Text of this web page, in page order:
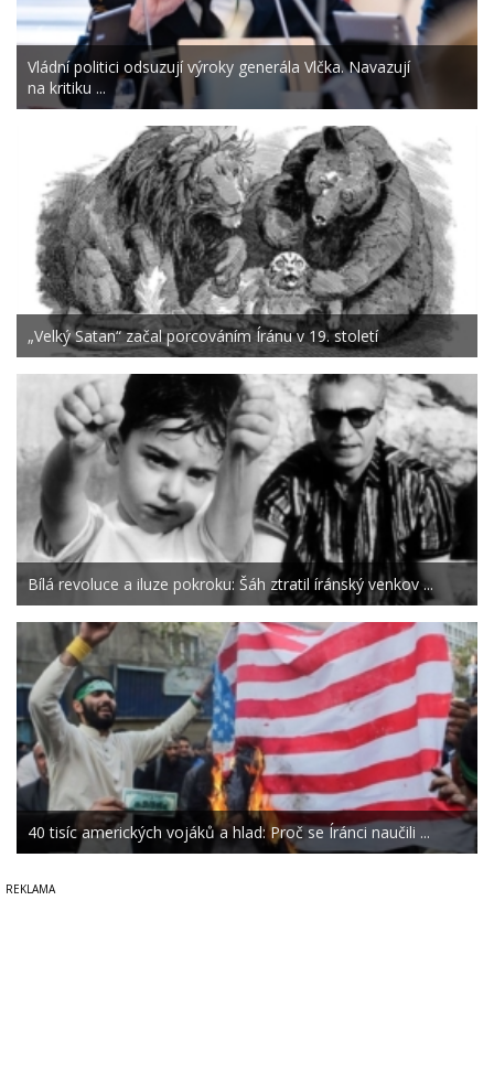
Vládní politici odsuzují výroky generála Vlčka. Navazují
na kritiku ...
„Velký Satan“ začal porcováním Íránu v 19. století
Bílá revoluce a iluze pokroku: Šáh ztratil íránský venkov ...
40 tisíc amerických vojáků a hlad: Proč se Íránci naučili ...